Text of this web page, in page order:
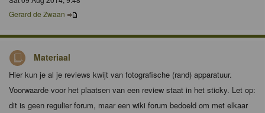
Gerard de Zwaan
Materiaal
Hier kun je al je reviews kwijt van fotografische (rand) apparatuur.
Voorwaarde voor het plaatsen van een review staat in het sticky. Let op:
dit is geen regulier forum, maar een wiki forum bedoeld om met elkaar